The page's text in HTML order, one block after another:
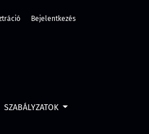
SZABÁLYZATOK
Bejelentkezés